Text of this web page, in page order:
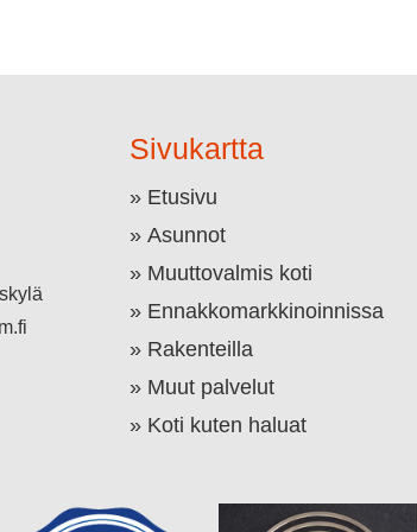
Sivukartta
Etusivu
Asunnot
Muuttovalmis koti
Ennakkomarkkinoinnissa
Rakenteilla
Muut palvelut
Koti kuten haluat